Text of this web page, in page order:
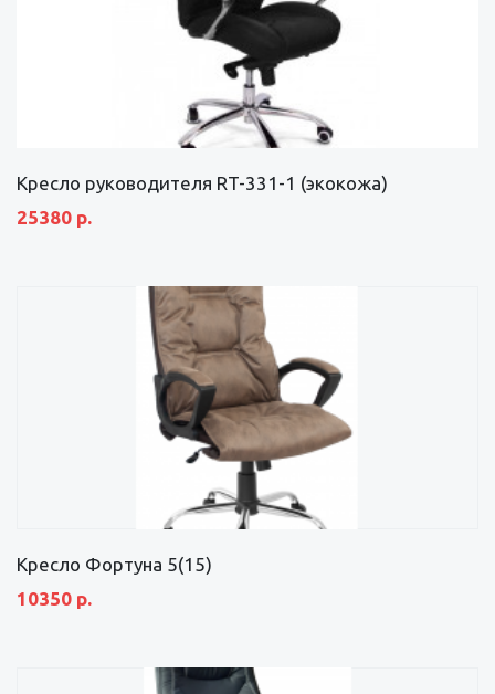
Кресло руководителя RT-331-1 (экокожа)
25380 р.
Кресло Фортуна 5(15)
10350 р.